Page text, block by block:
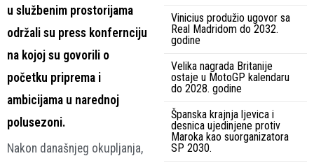
u službenim prostorijama
održali su press konfernciju
na kojoj su govorili o
početku priprema i
ambicijama u narednoj
polusezoni.
Nakon današnjeg okupljanja,
Vinicius produžio ugovor sa
Real Madridom do 2032.
godine
Velika nagrada Britanije
ostaje u MotoGP kalendaru
do 2028. godine
Španska krajnja ljevica i
desnica ujedinjene protiv
Maroka kao suorganizatora
SP 2030.